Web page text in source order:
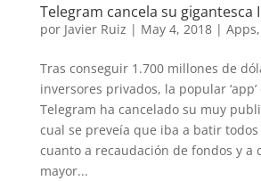
Telegram cancela su gigantesca
por Javier Ruiz | May 4, 2018| Apps,
Tras conseguir 1.700 millones de
inversores privados, la popular
Telegram ha cancelado su muy
cual se preveía que iba a batir
cuanto a recaudación de fondos y a
mayor...